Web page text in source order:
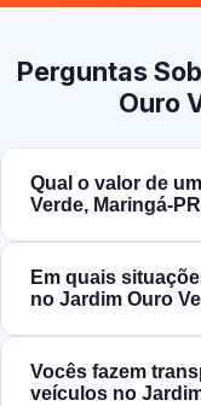
Perguntas
Ouro
Qual o valor de
Verde,
Em quais
no Jardim Ouro
Vocês fazem
veículos no